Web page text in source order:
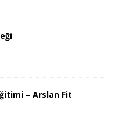
– Arslan Fit